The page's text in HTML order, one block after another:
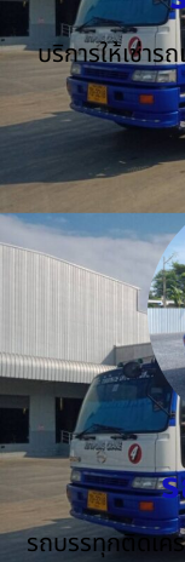
บริการให้เช่า
รถบรรทุกติดเค